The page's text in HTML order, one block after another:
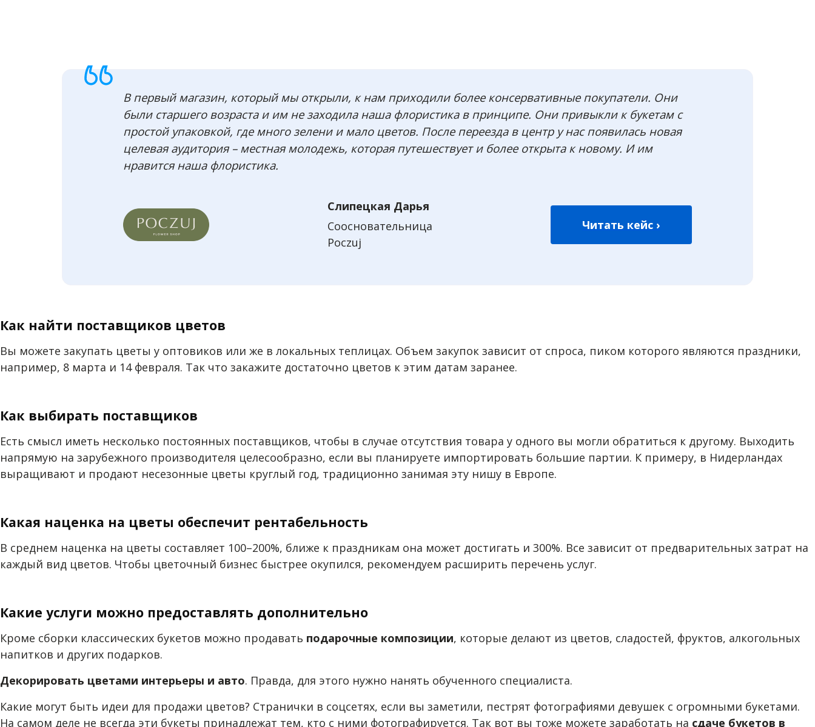
В первый магазин, который мы открыли, к нам приходили более консервативные покупатели. Они
были старшего возраста и им не заходила наша флористика в принципе. Они привыкли к букетам с
простой упаковкой, где много зелени и мало цветов. После переезда в центр у нас появилась новая
целевая аудитория – местная молодежь, которая путешествует и более открыта к новому. И им
нравится наша флористика.
Слипецкая Дарья
Соосновательница
Poczuj
Читать кейс ›
Как найти поставщиков цветов
Вы можете закупать цветы у оптовиков или же в локальных теплицах. Объем закупок зависит от спроса, пиком которого являются праздники,
например, 8 марта и 14 февраля. Так что закажите достаточно цветов к этим датам заранее.
Как выбирать поставщиков
Есть смысл иметь несколько постоянных поставщиков, чтобы в случае отсутствия товара у одного вы могли обратиться к другому. Выходить
напрямую на зарубежного производителя целесообразно, если вы планируете импортировать большие партии. К примеру, в Нидерландах
выращивают и продают несезонные цветы круглый год, традиционно занимая эту нишу в Европе.
Какая наценка на цветы обеспечит рентабельность
В среднем наценка на цветы составляет 100–200%, ближе к праздникам она может достигать и 300%. Все зависит от предварительных затрат на
каждый вид цветов. Чтобы цветочный бизнес быстрее окупился, рекомендуем расширить перечень услуг.
Какие услуги можно предоставлять дополнительно
Кроме сборки классических букетов можно продавать подарочные композиции, которые делают из цветов, сладостей, фруктов, алкогольных
напитков и других подарков.
Декорировать цветами интерьеры и авто. Правда, для этого нужно нанять обученного специалиста.
Какие могут быть идеи для продажи цветов? Странички в соцсетях, если вы заметили, пестрят фотографиями девушек с огромными букетами.
На самом деле не всегда эти букеты принадлежат тем, кто с ними фотографируется. Так вот вы тоже можете заработать на сдаче букетов в